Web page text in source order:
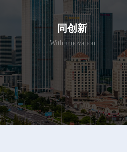
同创新
With innovation
要以敢为人先的勇气和善打硬仗的
智慧，突破瓶颈,不断求新求变,破局
开篇,敢闯敢拼,持续创新。